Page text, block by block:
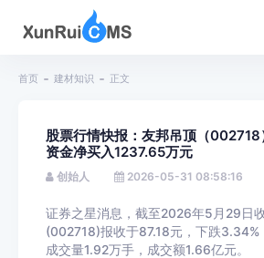
首页 建材知识 正文
股票行情快报：友邦吊顶（
资金净买入1237.65万元
创始人 2026-05-31 08:58:16
证券之星消息，截至2026年5月29日
(002718)报收于87.18元，下跌3.34%
成交量1.92万手，成交额1.66亿元。